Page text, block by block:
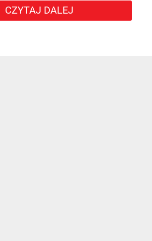
CZYTAJ DALEJ